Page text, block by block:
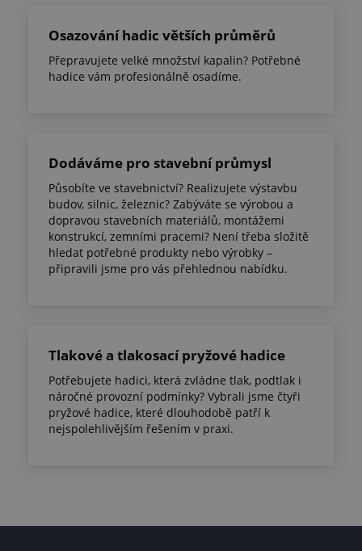
Osazování hadic větších průměrů
Přepravujete velké množství kapalin? Potřebné
hadice vám profesionálně osadíme.
Dodáváme pro stavební průmysl
Působíte ve stavebnictví? Realizujete výstavbu
budov, silnic, železnic? Zabýváte se výrobou a
dopravou stavebních materiálů, montážemi
konstrukcí, zemními pracemi? Není třeba složitě
hledat potřebné produkty nebo výrobky –
připravili jsme pro vás přehlednou nabídku.
Tlakové a tlakosací pryžové hadice
Potřebujete hadici, která zvládne tlak, podtlak i
náročné provozní podmínky? Vybrali jsme čtyři
pryžové hadice, které dlouhodobě patří k
nejspolehlivějším řešením v praxi.